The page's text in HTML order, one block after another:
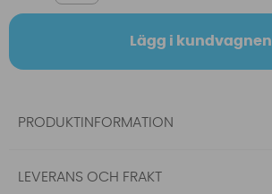
Lägg i kundvagnen
PRODUKTINFORMATION
LEVERANS OCH FRAKT